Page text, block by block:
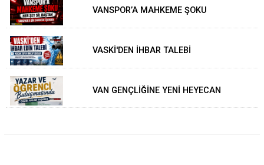
VANSPOR’A MAHKEME ŞOKU
VASKİ'DEN İHBAR TALEBİ
VAN GENÇLİĞİNE YENİ HEYECAN